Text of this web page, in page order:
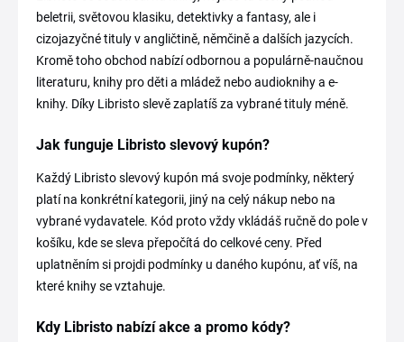
beletrii, světovou klasiku, detektivky a fantasy, ale i
cizojazyčné tituly v angličtině, němčině a dalších jazycích.
Kromě toho obchod nabízí odbornou a populárně-naučnou
literaturu, knihy pro děti a mládež nebo audioknihy a e-
knihy. Díky Libristo slevě zaplatíš za vybrané tituly méně.
Jak funguje Libristo slevový kupón?
Každý Libristo slevový kupón má svoje podmínky, některý
platí na konkrétní kategorii, jiný na celý nákup nebo na
vybrané vydavatele. Kód proto vždy vkládáš ručně do pole v
košíku, kde se sleva přepočítá do celkové ceny. Před
uplatněním si projdi podmínky u daného kupónu, ať víš, na
které knihy se vztahuje.
Kdy Libristo nabízí akce a promo kódy?